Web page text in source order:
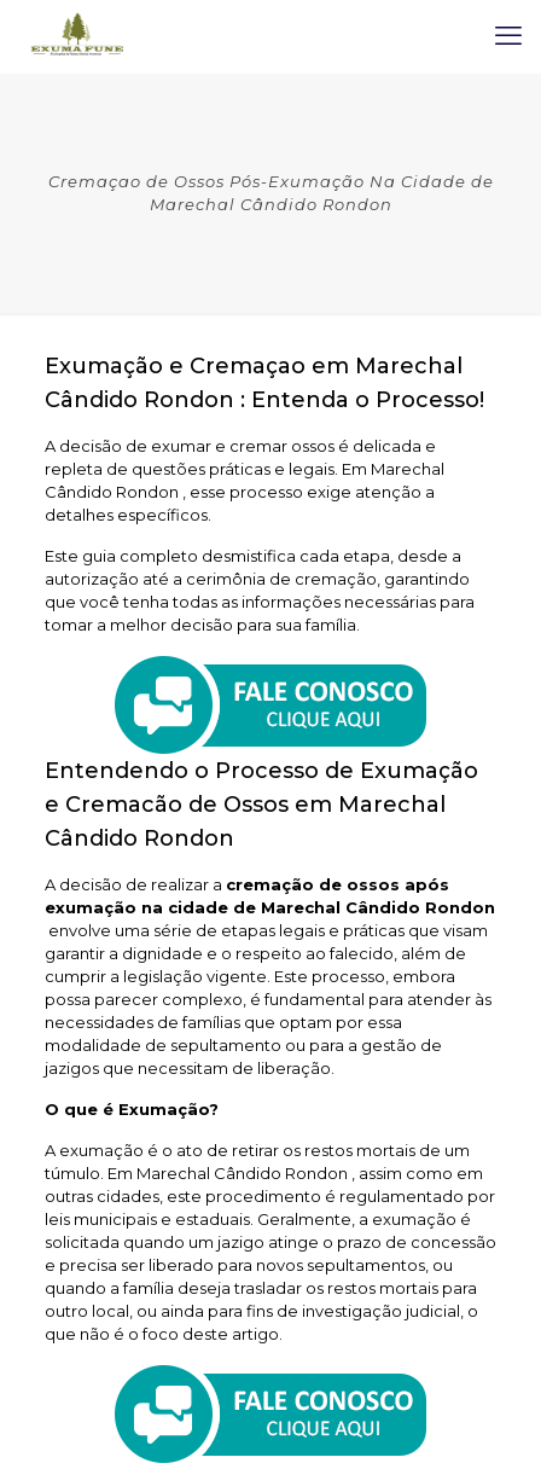
Cremaçao de Ossos Pós-Exumação Na Cidade de
Marechal Cândido Rondon
Exumação e Cremaçao em Marechal
Cândido Rondon : Entenda o Processo!
A decisão de exumar e cremar ossos é delicada e
repleta de questões práticas e legais. Em Marechal
Cândido Rondon , esse processo exige atenção a
detalhes específicos.
Este guia completo desmistifica cada etapa, desde a
autorização até a cerimônia de cremação, garantindo
que você tenha todas as informações necessárias para
tomar a melhor decisão para sua família.
Entendendo o Processo de Exumação
e Cremacão de Ossos em Marechal
Cândido Rondon
A decisão de realizar a cremação de ossos após
exumação na cidade de Marechal Cândido Rondon
envolve uma série de etapas legais e práticas que visam
garantir a dignidade e o respeito ao falecido, além de
cumprir a legislação vigente. Este processo, embora
possa parecer complexo, é fundamental para atender às
necessidades de famílias que optam por essa
modalidade de sepultamento ou para a gestão de
jazigos que necessitam de liberação.
O que é Exumação?
A exumação é o ato de retirar os restos mortais de um
túmulo. Em Marechal Cândido Rondon , assim como em
outras cidades, este procedimento é regulamentado por
leis municipais e estaduais. Geralmente, a exumação é
solicitada quando um jazigo atinge o prazo de concessão
e precisa ser liberado para novos sepultamentos, ou
quando a família deseja trasladar os restos mortais para
outro local, ou ainda para fins de investigação judicial, o
que não é o foco deste artigo.